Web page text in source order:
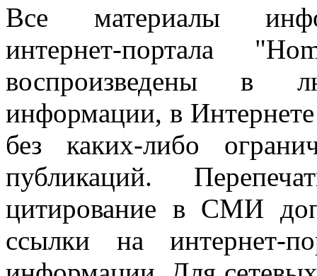
Все материалы
интернет-портала
воспроизведены в
информации, в
без каких-либо
публикаций.
цитирование в СМИ
ссылки на интернет-